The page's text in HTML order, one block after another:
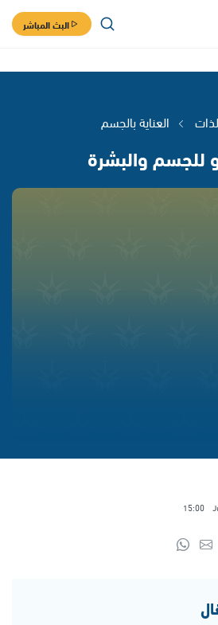
البث المباشر
العناية بالجسم
للجسم والبشرة
15:00